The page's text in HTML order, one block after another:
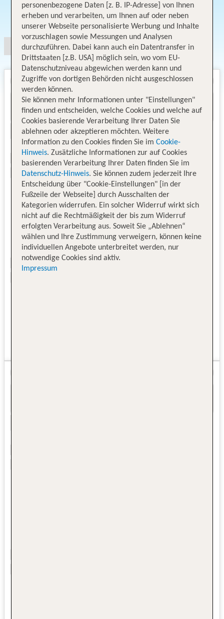
Angebotsauswahl
personenbezogene Daten [z. B. IP-Adresse] von Ihnen
erheben und verarbeiten, um Ihnen auf oder neben
unserer Webseite personalisierte Werbung und Inhalte
vorzuschlagen sowie Messungen und Analysen
durchzuführen. Dabei kann auch ein Datentransfer in
Drittstaaten [z.B. USA] möglich sein, wo vom EU-
Datenschutzniveau abgewichen werden kann und
Zugriffe von dortigen Behörden nicht ausgeschlossen
werden können.
Sie können mehr Informationen unter "Einstellungen"
finden und entscheiden, welche Cookies und welche auf
Cookies basierende Verarbeitung Ihrer Daten Sie
ablehnen oder akzeptieren möchten. Weitere
Information zu den Cookies finden Sie im Cookie-
Hinweis. Zusätzliche Informationen zur auf Cookies
basierenden Verarbeitung Ihrer Daten finden Sie im
Datenschutz-Hinweis. Sie können zudem jederzeit Ihre
Entscheidung über "Cookie-Einstellungen" [in der
Fußzeile der Webseite] durch Ausschalten der
Kategorien widerrufen. Ein solcher Widerruf wirkt sich
nicht auf die Rechtmäßigkeit der bis zum Widerruf
erfolgten Verarbeitung aus. Soweit Sie „Ablehnen“
wählen und Ihre Zustimmung verweigern, können keine
individuellen Angebote unterbreitet werden, nur
notwendige Cookies sind aktiv.
Impressum